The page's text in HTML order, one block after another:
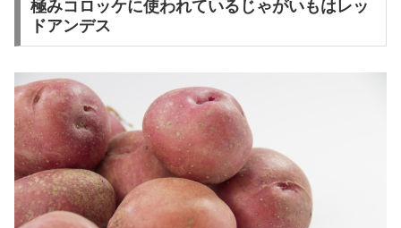
極みコロッケに使われているじゃがいもはレッ
ドアンデス